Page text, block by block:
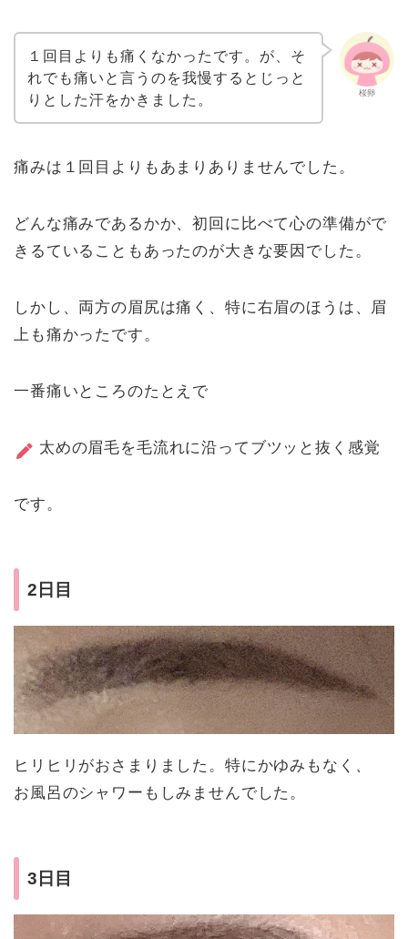
桜卵
１回目よりも痛くなかったです。が、そ
れでも痛いと言うのを我慢するとじっと
りとした汗をかきました。
痛みは１回目よりもあまりありませんでした。
どんな痛みであるかか、初回に比べて心の準備がで
きるていることもあったのが大きな要因でした。
しかし、両方の眉尻は痛く、特に右眉のほうは、眉
上も痛かったです。
一番痛いところのたとえで
太めの眉毛を毛流れに沿ってブツッと抜く感覚
です。
2日目
ヒリヒリがおさまりました。特にかゆみもなく、
お風呂のシャワーもしみませんでした。
3日目